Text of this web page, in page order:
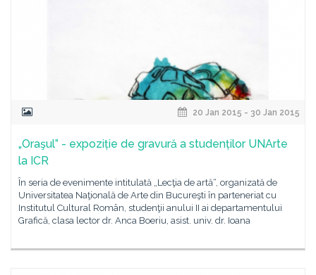
20 Jan 2015 - 30 Jan 2015
„Oraşul” - expoziție de gravură a studenților UNArte
la ICR
În seria de evenimente intitulată „Lecţia de artă“, organizată de
Universitatea Naţională de Arte din Bucureşti în parteneriat cu
Institutul Cultural Român, studenţii anului II ai departamentului
Grafică, clasa lector dr. Anca Boeriu, asist. univ. dr. Ioana